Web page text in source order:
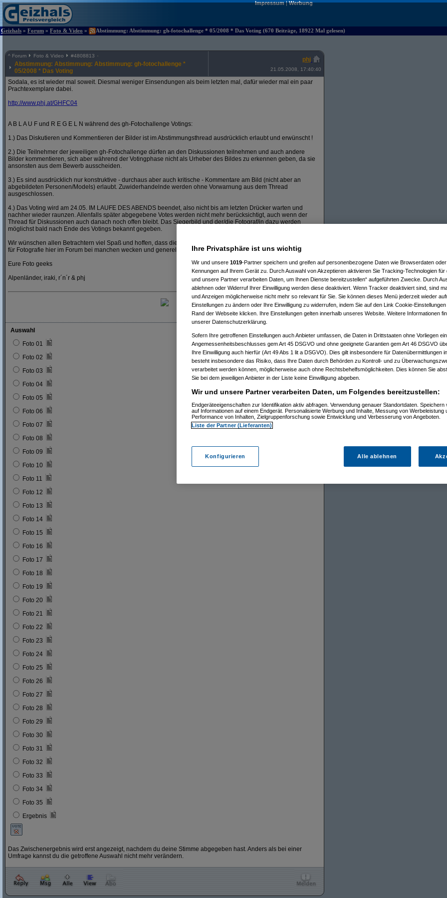
Impressum|Werbung
Geizhals » Forum » Foto & Video » Abstimmung: Abstimmung: gh-fotochallenge * 05/2008 * Das Voting (670 Beiträge, 18922 Mal gelesen)
^ Forum Foto & Video #4808813
Abstimmung: Abstimmung: Abstimmung: gh-fotochallenge *
05/2008 * Das Voting
phj
21.05.2008, 17:40:40
Sodala, es ist wieder mal soweit. Diesmal weniger Einsendungen als beim letzten mal, dafür wieder mal ein paar
Prachtexemplare dabei.
http://www.phj.at/GHFC04
A B L A U F und R E G E L N während des gh-Fotochallenge Votings:
1.) Das Diskutieren und Kommentieren der Bilder ist im Abstimmungsthread ausdrücklich erlaubt und erwünscht !
2.) Die Teilnehmer der jeweiligen gh-Fotochallenge dürfen an den Diskussionen teilnehmen und auch andere
Bilder kommentieren, sich aber während der Votingphase nicht als Urheber des Bildes zu erkennen geben, da sie
ansonsten aus dem Bewerb ausscheiden.
3.) Es sind ausdrücklich nur konstruktive - durchaus aber auch kritische - Kommentare am Bild (nicht aber an
abgebildeten Personen/Models) erlaubt. Zuwiderhandelnde werden ohne Vorwarnung aus dem Thread
ausgeschlossen.
4.) Das Voting wird am 24.05. IM LAUFE DES ABENDS beendet, also nicht bis am letzten Drücker warten und
nachher wieder raunzen. Allenfalls später abgegebene Votes werden nicht mehr berücksichtigt, auch wenn der
Thread für Diskussionen auch danach noch offen bleibt. Das Siegerbild und der/die Fotograf/in dazu werden
möglichst bald nach Ende des Votings bekannt gegeben.
Wir wünschen allen Betrachtern viel Spaß und hoffen, dass die Teilnehmer dieser gh-Fotochallenge das Interesse
für Fotografie hier im Forum bei manchen wecken und generell weiter beleben konnten.
Eure Foto geeks
Alpenländer, iraki, r´n´r & phj
Auswahl
Foto 01
Foto 02
Foto 03
Foto 04
Foto 05
Foto 06
Foto 07
Foto 08
Foto 09
Foto 10
Foto 11
Foto 12
Foto 13
Foto 14
Foto 15
Foto 16
Foto 17
Foto 18
Foto 19
Foto 20
Foto 21
Foto 22
Foto 23
Foto 24
Foto 25
Foto 26
Foto 27
Foto 28
Foto 29
Foto 30
Foto 31
Foto 32
Foto 33
Foto 34
Foto 35
Ergebnis
Das Zwischenergebnis wird erst angezeigt, nachdem du deine Stimme abgegeben hast. Anders als bei einer
Umfrage kannst du die getroffene Auswahl nicht mehr verändern.
Ihre Privatsphäre ist uns wichtig
Wir und unsere 1019-Partner speichern und greifen auf personenbezogene Daten wie Browserdaten
Kennungen auf Ihrem Gerät zu. Durch Auswahl von Akzeptieren aktivieren Sie Tracking-Technologien für
und unsere Partner verarbeiten Daten, um Ihnen Dienste bereitzustellen“ aufgeführten Zwecke. Durch
ablehnen oder Widerruf Ihrer Einwilligung werden diese deaktiviert. Wenn Tracker deaktiviert sind, sind
und Anzeigen möglicherweise nicht mehr so relevant für Sie. Sie können dieses Menü jederzeit wieder
Einstellungen zu ändern oder Ihre Einwilligung zu widerrufen, indem Sie auf den Link Cookie-
Rand der Webseite klicken. Ihre Einstellungen gelten innerhalb unseres Website. Weitere Informationen
unserer Datenschutzerklärung.
Sofern Ihre getroffenen Einstellungen auch Anbieter umfassen, die Daten in Drittstaaten ohne Vorliegen
Angemessenheitsbeschlusses gem Art 45 DSGVO und ohne geeignete Garantien gem Art 46 DSGVO
Ihre Einwilligung auch hierfür (Art 49 Abs 1 lit a DSGVO). Dies gilt insbesondere für Datenübermittlungen
besteht insbesondere das Risiko, dass Ihre Daten durch Behörden zu Kontroll- und zu
verarbeitet werden können, möglicherweise auch ohne Rechtsbehelfsmöglichkeiten. Dies können Sie
Sie bei dem jeweiligen Anbieter in der Liste keine Einwilligung abgeben.
Wir und unsere Partner verarbeiten Daten, um Folgendes bereitzustellen:
Endgeräteeigenschaften zur Identifikation aktiv abfragen. Verwendung genauer Standortdaten. Speichern
auf Informationen auf einem Endgerät. Personalisierte Werbung und Inhalte, Messung von Werbeleistung
Performance von Inhalten, Zielgruppenforschung sowie Entwicklung und Verbesserung von Angeboten.
Liste der Partner (Lieferanten)
Konfigurieren Alle ablehnen